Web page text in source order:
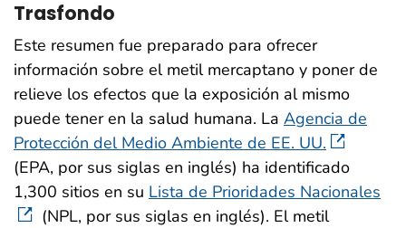
Trasfondo
Este resumen fue preparado para ofrecer
información sobre el metil mercaptano y poner de
relieve los efectos que la exposición al mismo
puede tener en la salud humana. La Agencia de
Protección del Medio Ambiente de EE. UU.
(EPA, por sus siglas en inglés) ha identificado
1,300 sitios en su Lista de Prioridades Nacionales
(NPL, por sus siglas en inglés). El metil